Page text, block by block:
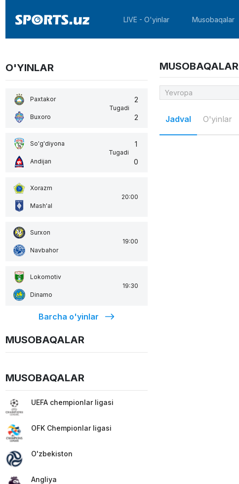
LIVE - O'yinlar Musobaqalar
O'YINLAR
Paxtakor
Buxoro
Tugadi
2
2
So'g'diyona
Andijan
Tugadi
1
0
Xorazm
Mash'al
20:00
Surxon
Navbahor
19:00
Lokomotiv
Dinamo
19:30
Barcha o'yinlar
MUSOBAQALAR
MUSOBAQALAR
UEFA chempionlar ligasi
OFK Chempionlar ligasi
O'zbekiston
Angliya
MUSOBAQALAR
Jadval O'yinlar